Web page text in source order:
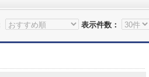
表示件数：